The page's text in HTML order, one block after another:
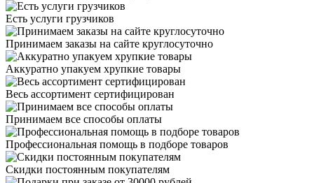
Есть услуги грузчиков
Принимаем заказы на сайте круглосуточно
Аккуратно упакуем хрупкие товары
Весь ассортимент сертифицирован
Принимаем все способы оплаты
Профессиональная помощь в подборе товаров
Скидки постоянным покупателям